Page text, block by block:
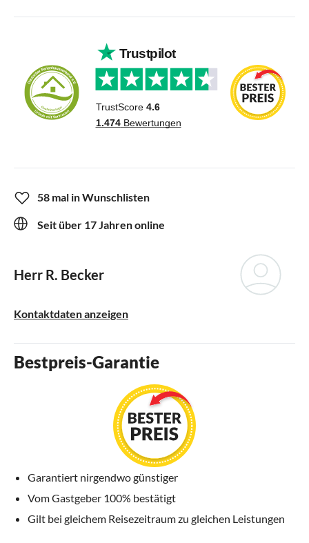
58 mal in Wunschlisten
Seit über 17 Jahren online
Herr R. Becker
Kontaktdaten anzeigen
Bestpreis-Garantie
Garantiert nirgendwo günstiger
Vom Gastgeber 100% bestätigt
Gilt bei gleichem Reisezeitraum zu gleichen Leistungen